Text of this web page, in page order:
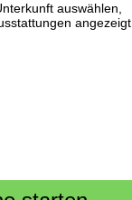
auswählen,
angezeigt.